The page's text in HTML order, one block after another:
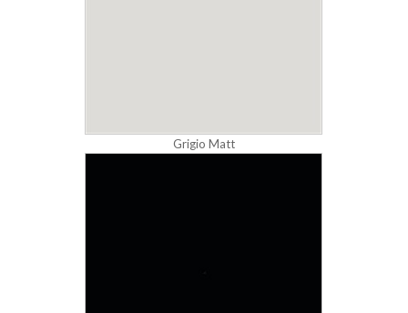
Grigio Matt